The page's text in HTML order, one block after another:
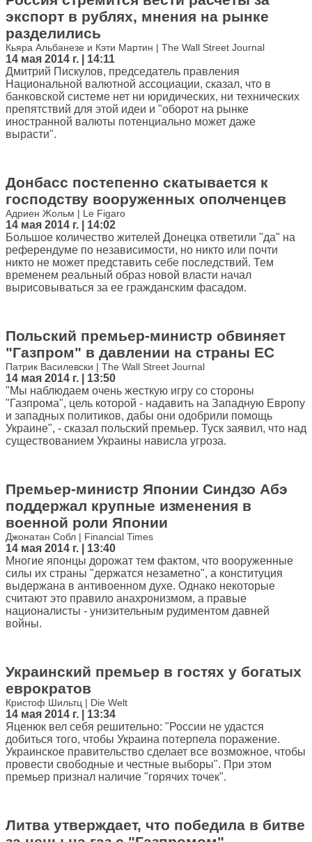
экспорт в рублях, мнения на рынке
разделились
Кьяра Альбанезе и Кэти Мартин | The Wall Street Journal
14 мая 2014 г. | 14:11
Дмитрий Пискулов, председатель правления
Национальной валютной ассоциации, сказал, что в
банковской системе нет ни юридических, ни технических
препятствий для этой идеи и "оборот на рынке
иностранной валюты потенциально может даже
вырасти".
Донбасс постепенно скатывается к
господству вооруженных ополченцев
Адриен Жольм | Le Figaro
14 мая 2014 г. | 14:02
Большое количество жителей Донецка ответили "да" на
референдуме по независимости, но никто или почти
никто не может представить себе последствий. Тем
временем реальный образ новой власти начал
вырисовываться за ее гражданским фасадом.
Польский премьер-министр обвиняет
"Газпром" в давлении на страны ЕС
Патрик Василевски | The Wall Street Journal
14 мая 2014 г. | 13:50
"Мы наблюдаем очень жесткую игру со стороны
"Газпрома", цель которой - надавить на Западную Европу
и западных политиков, дабы они одобрили помощь
Украине", - сказал польский премьер. Туск заявил, что над
существованием Украины нависла угроза.
Премьер-министр Японии Синдзо Абэ
поддержал крупные изменения в
военной роли Японии
Джонатан Собл | Financial Times
14 мая 2014 г. | 13:40
Многие японцы дорожат тем фактом, что вооруженные
силы их страны "держатся незаметно", а конституция
выдержана в антивоенном духе. Однако некоторые
считают это правило анахронизмом, а правые
националисты - унизительным рудиментом давней
войны.
Украинский премьер в гостях у богатых
еврократов
Кристоф Шильтц | Die Welt
14 мая 2014 г. | 13:34
Яценюк вел себя решительно: "России не удастся
добиться того, чтобы Украина потерпела поражение.
Украинское правительство сделает все возможное, чтобы
провести свободные и честные выборы". При этом
премьер признал наличие "горячих точек".
Литва утверждает, что победила в битве